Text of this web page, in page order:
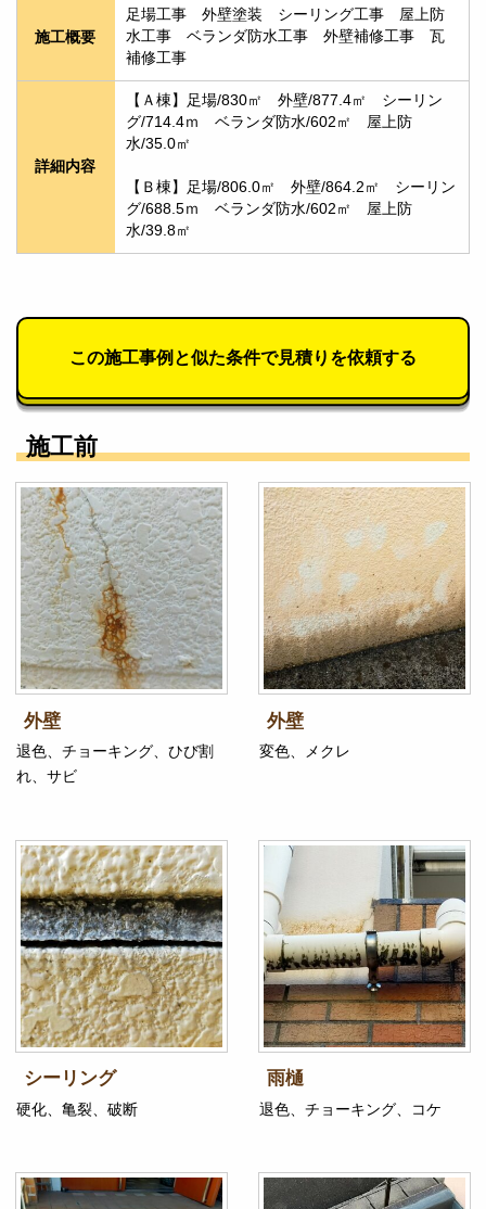
施工概要
足場工事　外壁塗装　シーリング工事　屋上防
水工事　ベランダ防水工事　外壁補修工事　瓦
補修工事
詳細内容
【Ａ棟】足場/830㎡　外壁/877.4㎡　シーリン
グ/714.4ｍ　ベランダ防水/602㎡　屋上防
水/35.0㎡
【Ｂ棟】足場/806.0㎡　外壁/864.2㎡　シーリン
グ/688.5ｍ　ベランダ防水/602㎡　屋上防
水/39.8㎡
この施工事例と似た条件で見積りを依頼する
施工前
外壁
退色、チョーキング、ひび割
れ、サビ
外壁
変色、メクレ
シーリング
硬化、亀裂、破断
雨樋
退色、チョーキング、コケ